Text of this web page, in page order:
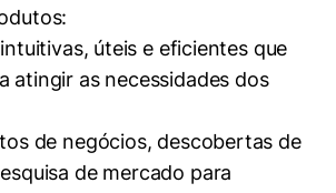
úteis e eficientes que
atingir as necessidades dos
de negócios, descobertas de
de mercado para